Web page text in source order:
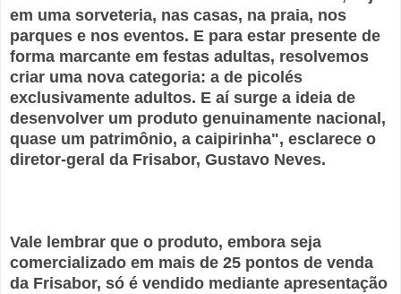
em uma sorveteria, nas casas, na praia, nos
parques e nos eventos. E para estar presente de
forma marcante em festas adultas, resolvemos
criar uma nova categoria: a de picolés
exclusivamente adultos. E aí surge a ideia de
desenvolver um produto genuinamente nacional,
quase um patrimônio, a caipirinha", esclarece o
diretor-geral da Frisabor, Gustavo Neves.
Vale lembrar que o produto, embora seja
comercializado em mais de 25 pontos de venda
da Frisabor, só é vendido mediante apresentação